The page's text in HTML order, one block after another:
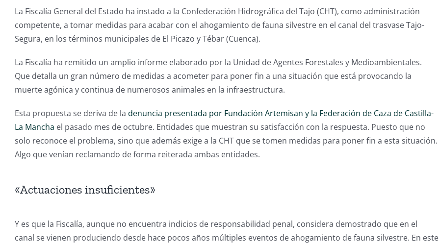
La Fiscalía General del Estado ha instado a la Confederación Hidrográfica del Tajo (CHT), como administración
competente, a tomar medidas para acabar con el ahogamiento de fauna silvestre en el canal del trasvase Tajo-
Segura, en los términos municipales de El Picazo y Tébar (Cuenca).
La Fiscalía ha remitido un amplio informe elaborado por la Unidad de Agentes Forestales y Medioambientales.
Que detalla un gran número de medidas a acometer para poner fin a una situación que está provocando la
muerte agónica y continua de numerosos animales en la infraestructura.
Esta propuesta se deriva de la denuncia presentada por Fundación Artemisan y la Federación de Caza de Castilla-
La Mancha el pasado mes de octubre. Entidades que muestran su satisfacción con la respuesta. Puesto que no
solo reconoce el problema, sino que además exige a la CHT que se tomen medidas para poner fin a esta situación.
Algo que venían reclamando de forma reiterada ambas entidades.
«Actuaciones insuficientes»
Y es que la Fiscalía, aunque no encuentra indicios de responsabilidad penal, considera demostrado que en el
canal se vienen produciendo desde hace pocos años múltiples eventos de ahogamiento de fauna silvestre. En este